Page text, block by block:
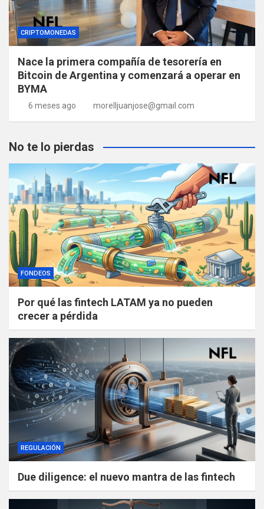
CRIPTOMONEDAS
Nace la primera compañía de tesorería en
Bitcoin de Argentina y comenzará a operar en
BYMA
6 meses ago morelljuanjose@gmail.com
No te lo pierdas
FONDEOS
Por qué las fintech LATAM ya no pueden
crecer a pérdida
REGULACIÓN
Due diligence: el nuevo mantra de las fintech